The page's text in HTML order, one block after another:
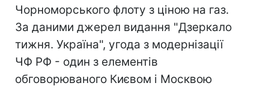
Чорноморського флоту з ціною на газ.
За даними джерел видання "Дзеркало
тижня. Україна", угода з модернізації
ЧФ РФ - один з елементів
обговорюваного Києвом і Москвою